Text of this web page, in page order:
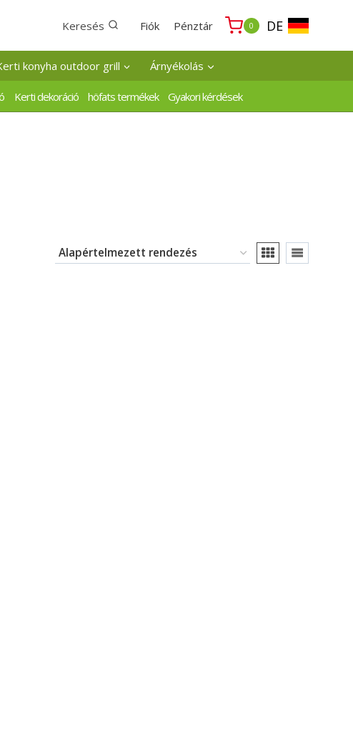
Keresés Fiók Pénztár 0 DE
konyha outdoor grill Árnyékolás
Kerti dekoráció höfats termékek Gyakori kérdések